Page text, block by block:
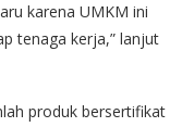
karena UMKM ini
tenaga kerja,” lanjut
produk bersertifikat